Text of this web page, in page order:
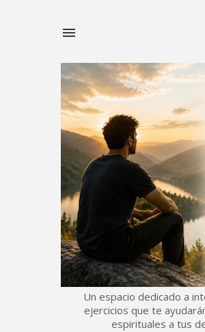
Un espacio dedicado a
ejercicios que te
espirituales a tus